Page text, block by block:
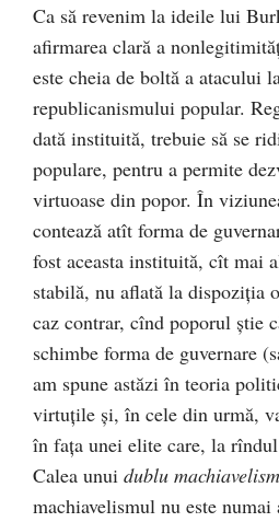
Ca să revenim la ideile lui
afirmarea clară a
este cheia de boltă a atacului
republicanismului popular.
dată instituită, trebuie să se
populare, pentru a permite
virtuoase din popor. În
contează atît forma de
fost aceasta instituită, cît mai
stabilă, nu aflată la dispoziţia
caz contrar, cînd poporul ştie
schimbe forma de guvernare
am spune astăzi în teoria
virtuţile şi, în cele din urmă,
în faţa unei elite care, la
Calea unui dublu machiavelism
machiavelismul nu este